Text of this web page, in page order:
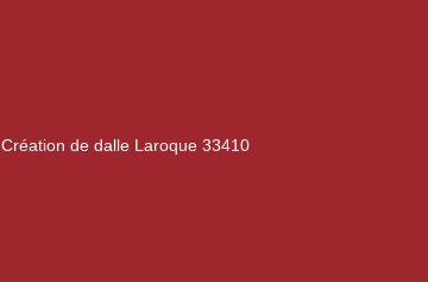
Création de dalle Laroque 33410